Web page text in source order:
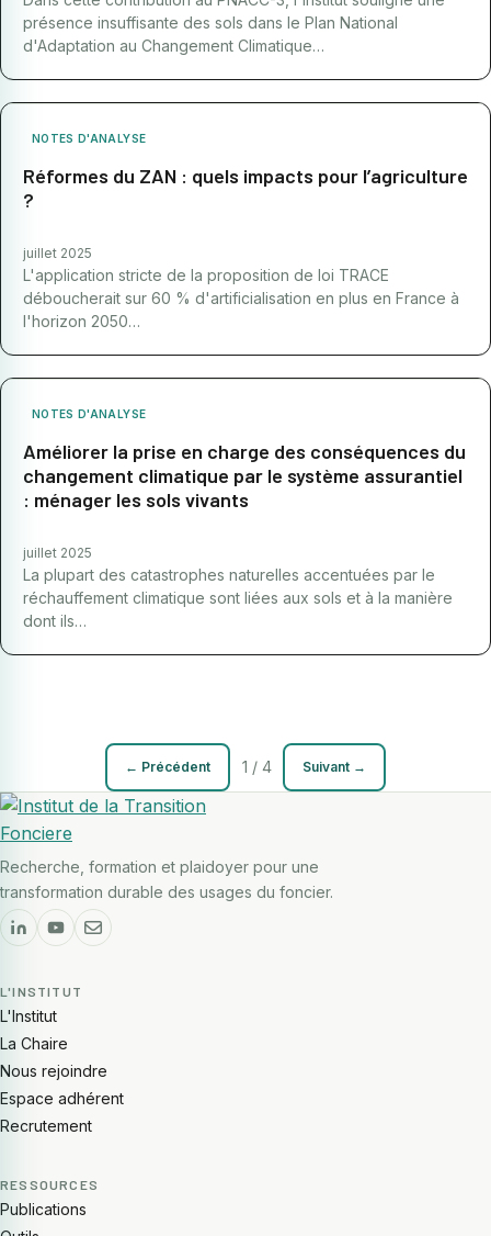
présence insuffisante des sols dans le Plan National
d'Adaptation au Changement Climatique…
NOTES D'ANALYSE
Réformes du ZAN : quels impacts pour l’agriculture
?
juillet 2025
L'application stricte de la proposition de loi TRACE
déboucherait sur 60 % d'artificialisation en plus en France à
l'horizon 2050…
NOTES D'ANALYSE
Améliorer la prise en charge des conséquences du
changement climatique par le système assurantiel
: ménager les sols vivants
juillet 2025
La plupart des catastrophes naturelles accentuées par le
réchauffement climatique sont liées aux sols et à la manière
dont ils…
← Précédent 1 / 4 Suivant →
Recherche, formation et plaidoyer pour une
transformation durable des usages du foncier.
L'INSTITUT
L'Institut
La Chaire
Nous rejoindre
Espace adhérent
Recrutement
RESSOURCES
Publications